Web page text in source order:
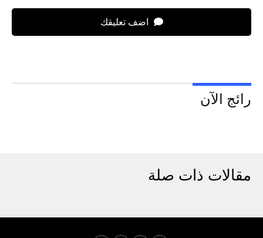
اضف تعليقك
رائج الآن
مقالات ذات صلة